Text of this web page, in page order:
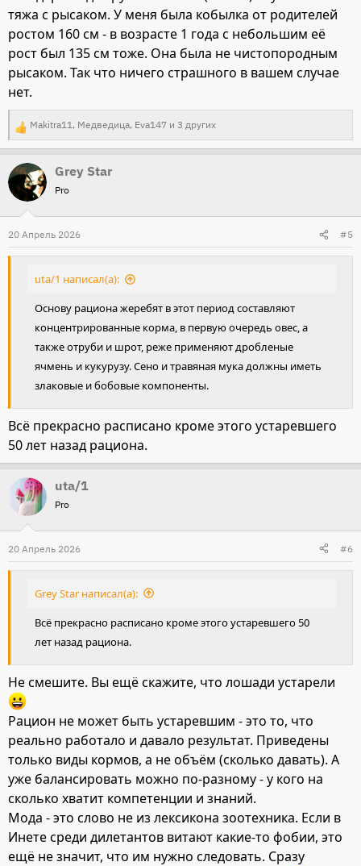
тяжа с рысаком. У меня была кобылка от родителей
ростом 160 см - в возрасте 1 года с небольшим её
рост был 135 см тоже. Она была не чистопородным
рысаком. Так что ничего страшного в вашем случае
нет.
Р
е
а
к
и
и
Makitra11, Медведица, Eva147 и 3 других
Grey Star
Pro
20 Апрель 2026 #5
uta/1 написал(а):
Основу рациона жеребят в этот период составляют
концентрированные корма, в первую очередь овес, а
также отруби и шрот, реже применяют дробленые
ячмень и кукурузу. Сено и травяная мука должны иметь
злаковые и бобовые компоненты.
Всё прекрасно расписано кроме этого устаревшего
50 лет назад рациона.
uta/1
Pro
20 Апрель 2026 #6
Grey Star написал(а):
Всё прекрасно расписано кроме этого устаревшего 50
лет назад рациона.
Не смешите. Вы ещё скажите, что лошади устарели
Рацион не может быть устаревшим - это то, что
реально работало и давало результат. Приведены
только виды кормов, а не объём (сколько давать). А
уже балансировать можно по-разному - у кого на
сколько хватит компетенции и знаний.
Мода - это слово не из лексикона зоотехника. Если в
Инете среди дилетантов витают какие-то фобии, это
ещё не значит, что им нужно следовать. Сразу